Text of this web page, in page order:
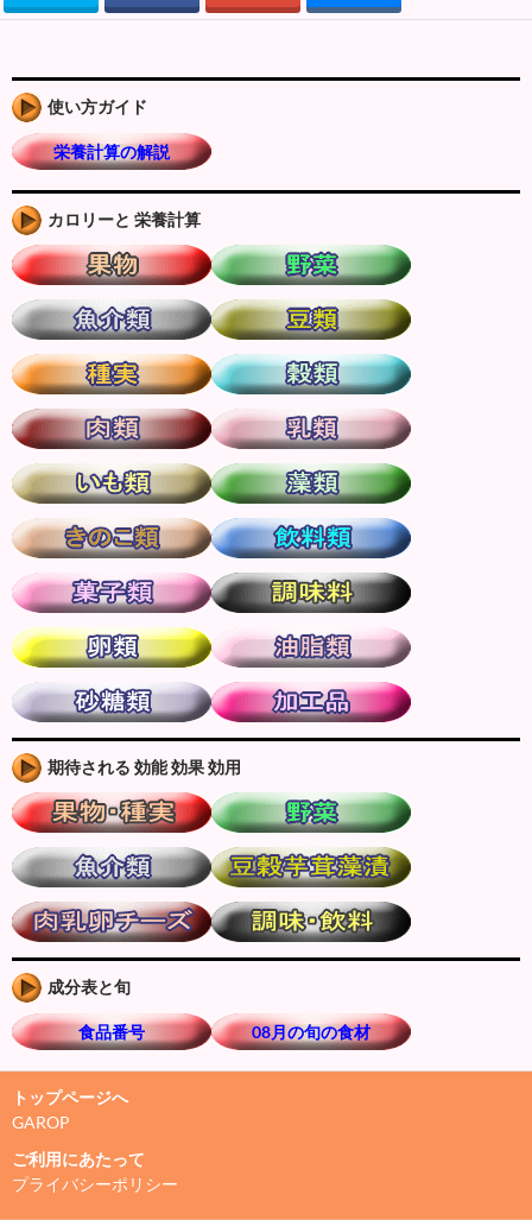
使い方ガイド
栄養計算の解説
カロリーと 栄養計算
期待される 効能 効果 効用
成分表と旬
食品番号 08月の旬の食材
トップページへ
GAROP
ご利用にあたって
プライバシーポリシー